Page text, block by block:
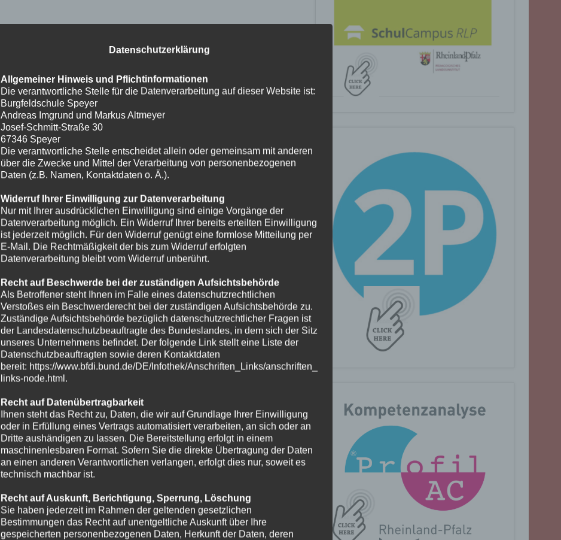
Datenschutzerklärung
Allgemeiner Hinweis und Pflichtinformationen
Die verantwortliche Stelle für die Datenverarbeitung auf dieser Website ist:
Burgfeldschule Speyer
Andreas Imgrund und Markus Altmeyer
Josef-Schmitt-Straße 30
67346 Speyer
Die verantwortliche Stelle entscheidet allein oder gemeinsam mit anderen
über die Zwecke und Mittel der Verarbeitung von personenbezogenen
Daten (z.B. Namen, Kontaktdaten o. Ä.).
Widerruf Ihrer Einwilligung zur Datenverarbeitung
Nur mit Ihrer ausdrücklichen Einwilligung sind einige Vorgänge der
Datenverarbeitung möglich. Ein Widerruf Ihrer bereits erteilten Einwilligung
ist jederzeit möglich. Für den Widerruf genügt eine formlose Mitteilung per
E-Mail. Die Rechtmäßigkeit der bis zum Widerruf erfolgten
Datenverarbeitung bleibt vom Widerruf unberührt.
Recht auf Beschwerde bei der zuständigen Aufsichtsbehörde
Als Betroffener steht Ihnen im Falle eines datenschutzrechtlichen
Verstoßes ein Beschwerderecht bei der zuständigen Aufsichtsbehörde zu.
Zuständige Aufsichtsbehörde bezüglich datenschutzrechtlicher Fragen ist
der Landesdatenschutzbeauftragte des Bundeslandes, in dem sich der Sitz
unseres Unternehmens befindet. Der folgende Link stellt eine Liste der
Datenschutzbeauftragten sowie deren Kontaktdaten
bereit: https://www.bfdi.bund.de/DE/Infothek/Anschriften_Links/anschriften_
links-node.html.
Recht auf Datenübertragbarkeit
Ihnen steht das Recht zu, Daten, die wir auf Grundlage Ihrer Einwilligung
oder in Erfüllung eines Vertrags automatisiert verarbeiten, an sich oder an
Dritte aushändigen zu lassen. Die Bereitstellung erfolgt in einem
maschinenlesbaren Format. Sofern Sie die direkte Übertragung der Daten
an einen anderen Verantwortlichen verlangen, erfolgt dies nur, soweit es
technisch machbar ist.
Recht auf Auskunft, Berichtigung, Sperrung, Löschung
Sie haben jederzeit im Rahmen der geltenden gesetzlichen
Bestimmungen das Recht auf unentgeltliche Auskunft über Ihre
gespeicherten personenbezogenen Daten, Herkunft der Daten, deren